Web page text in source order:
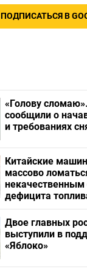
ПОДПИСАТЬСЯ В
«Голову
сообщили о
и требованиях
Китайские
массово
некачественным
дефицита
Двое главных
выступили в
«Яблоко»